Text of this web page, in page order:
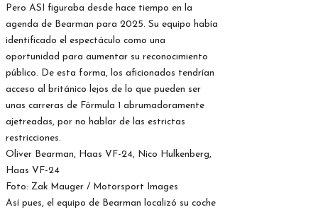
Pero ASI figuraba desde hace tiempo en la
agenda de Bearman para 2025. Su equipo había
identificado el espectáculo como una
oportunidad para aumentar su reconocimiento
público. De esta forma, los aficionados tendrían
acceso al británico lejos de lo que pueden ser
unas carreras de Fórmula 1 abrumadoramente
ajetreadas, por no hablar de las estrictas
restricciones.
Oliver Bearman, Haas VF-24, Nico Hulkenberg,
Haas VF-24
Foto: Zak Mauger / Motorsport Images
Así pues, el equipo de Bearman localizó su coche